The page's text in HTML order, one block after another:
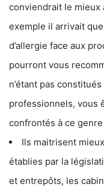
conviendrait le mieux
exemple il arrivait
d’allergie face aux
pourront vous
n’étant pas
professionnels, vous
confrontés à ce
Ils maitrisent
établies par la
et entrepôts, les